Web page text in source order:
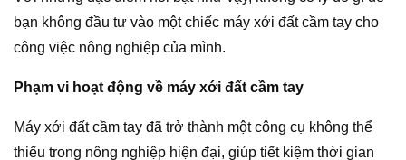
bạn không đầu tư vào một chiếc máy xới đất cầm tay cho
công việc nông nghiệp của mình.
Phạm vi hoạt động về máy xới đất cầm tay
Máy xới đất cầm tay đã trở thành một công cụ không thể
thiếu trong nông nghiệp hiện đại, giúp tiết kiệm thời gian